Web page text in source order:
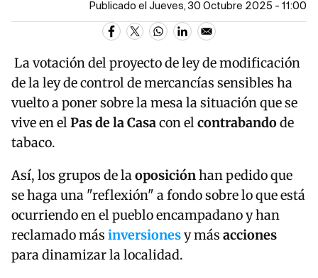
Publicado el Jueves, 30 Octubre 2025 - 11:00
La votación del proyecto de ley de modificación
de la ley de control de mercancías sensibles ha
vuelto a poner sobre la mesa la situación que se
vive en elPas de la Casacon elcontrabandode
tabaco.
Así, los grupos de laoposiciónhan pedido que
se haga una "reflexión" a fondo sobre lo que está
ocurriendo en el pueblo encampadano y han
reclamado más inversionesy más acciones
para dinamizar la localidad.